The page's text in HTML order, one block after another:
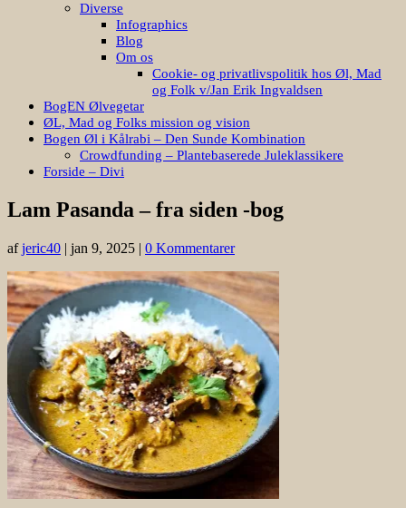
Diverse
Infographics
Blog
Om os
Cookie- og privatlivspolitik hos Øl, Mad
og Folk v/Jan Erik Ingvaldsen
BogEN Ølvegetar
ØL, Mad og Folks mission og vision
Bogen Øl i Kålrabi – Den Sunde Kombination
Crowdfunding – Plantebaserede Juleklassikere
Forside – Divi
Lam Pasanda – fra siden -bog
afjeric40 | jan 9, 2025 | 0 Kommentarer